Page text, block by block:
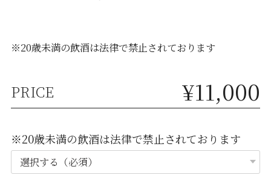
※20歳未満の飲酒は法律で禁止されております
PRICE ¥11,000
※20歳未満の飲酒は法律で禁止されております